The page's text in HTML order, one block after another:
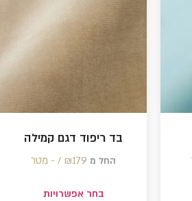
בד ריפוד דגם קמילה
החל מ ₪179 /‏‏‎ ‎- מטר
בחר אפשרויות